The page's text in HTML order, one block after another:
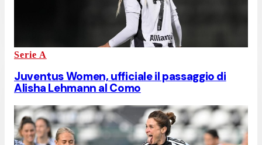
Serie A
Juventus Women, ufficiale il passaggio di
Alisha Lehmann al Como